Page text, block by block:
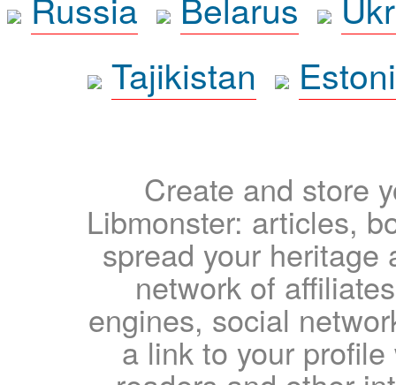
Tajikistan
Create and store
Libmonster: articles,
spread your heritage
network of
engines, social
a link to your